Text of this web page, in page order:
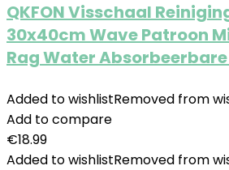
QKFON Visschaal
30x40cm Wave Patroon
Rag Water
Added to wishlistRemoved from
Add to compare
€18.99
Added to wishlistRemoved from